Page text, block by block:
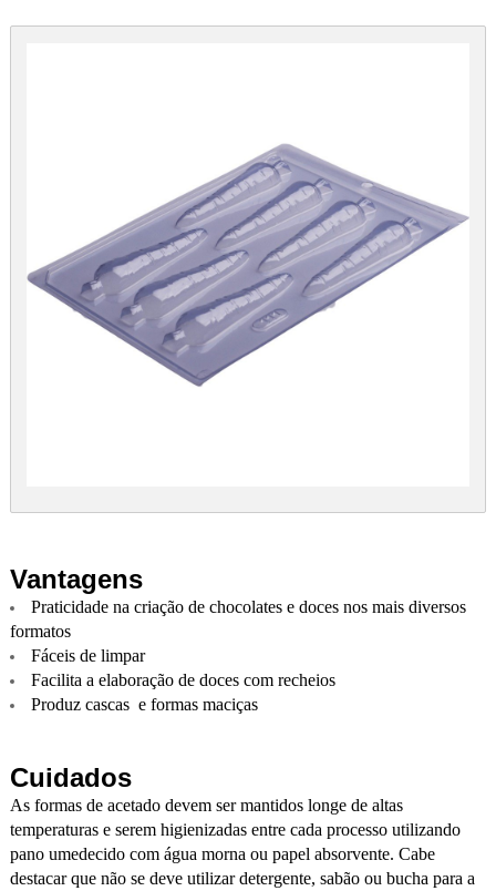
Vantagens
Praticidade na criação de chocolates e doces nos mais diversos
formatos
Fáceis de limpar
Facilita a elaboração de doces com recheios
Produz cascas e formas maciças
Cuidados
As formas de acetado devem ser mantidos longe de altas
temperaturas e serem higienizadas entre cada processo utilizando
pano umedecido com água morna ou papel absorvente. Cabe
destacar que não se deve utilizar detergente, sabão ou bucha para a